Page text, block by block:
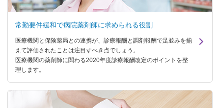
常勤要件緩和で病院薬剤師に求められる役割
医療機関と保険薬局との連携が、診療報酬と調剤報酬で足並みを揃
えて評価されたことは注目すべき点でしょう。
医療機関の薬剤師に関わる2020年度診療報酬改定のポイントを整
理します。